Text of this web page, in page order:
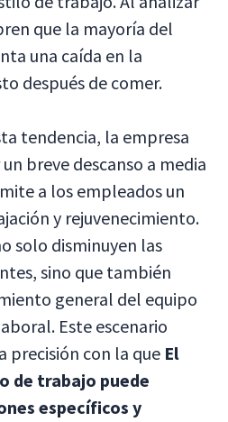
que la mayoría del
una caída en la
después de comer.
tendencia, la empresa
breve descanso a media
a los empleados un
y rejuvenecimiento.
solo disminuyen las
sino que también
general del equipo
Este escenario
precisión con la que El
de trabajo puede
específicos y